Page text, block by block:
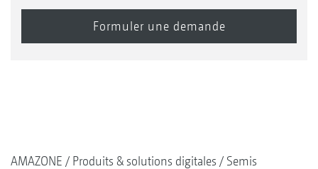
AMAZONE Produits & solutions digitales
Semis